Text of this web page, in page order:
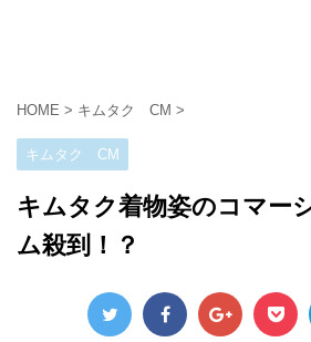
HOME > キムタク CM >
キムタク CM
キムタク着物姿のコマー
ム殺到！？